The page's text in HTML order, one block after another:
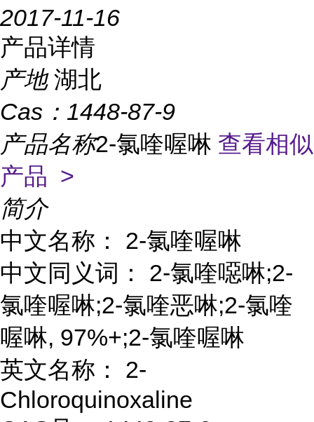
2017-11-16
产品详情
产地 湖北
Cas： 1448-87-9
产品名称2-氯喹喔啉 查看相似
产品 >
简介
中文名称： 2-氯喹喔啉
中文同义词： 2-氯喹噁啉;2-
氯喹喔啉;2-氯喹恶啉;2-氯喹
喔啉, 97%+;2-氯喹喔啉
英文名称： 2-
Chloroquinoxaline